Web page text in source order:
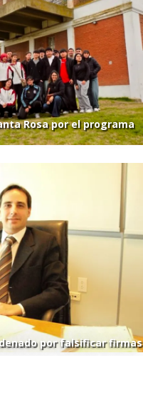
Rosa por el programa
por falsificar firmas